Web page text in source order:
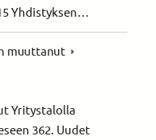
Yhdistyksen…
muuttanut
Yritystalolla
362. Uudet